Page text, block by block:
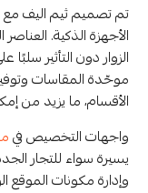
تم تصميم ثيم اليف مع
الأجهزة الذكية.
الزوار دون التأثير
موحّدة المقاسات
الأقسام، ما يزيد من
واجهات التخصيص في
يسيرة سواء للتجار
وإدارة مكونات الموقع